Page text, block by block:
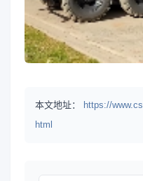
本文地址：
https://
html